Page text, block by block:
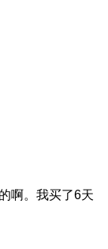
啊。我买了6天